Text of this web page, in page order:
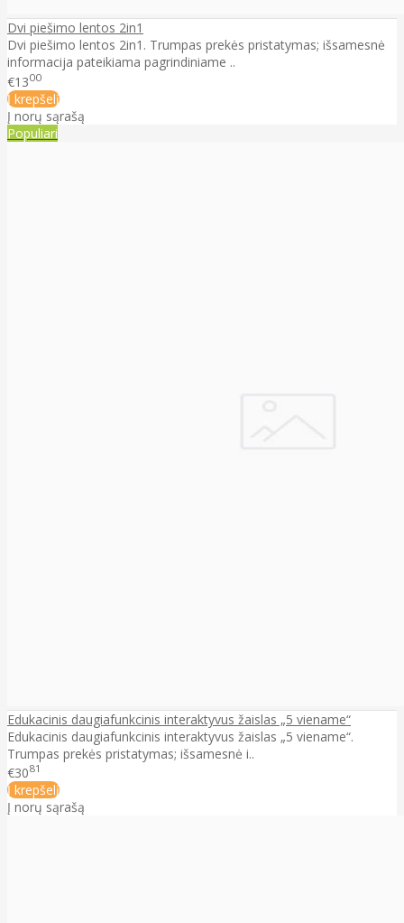
Dvi piešimo lentos 2in1
Dvi piešimo lentos 2in1. Trumpas prekės pristatymas; išsamesnė
informacija pateikiama pagrindiniame ..
€1300
Į krepšelį
Į norų sąrašą
Populiari
Edukacinis daugiafunkcinis interaktyvus žaislas „5 viename“
Edukacinis daugiafunkcinis interaktyvus žaislas „5 viename“.
Trumpas prekės pristatymas; išsamesnė i..
€3081
Į krepšelį
Į norų sąrašą